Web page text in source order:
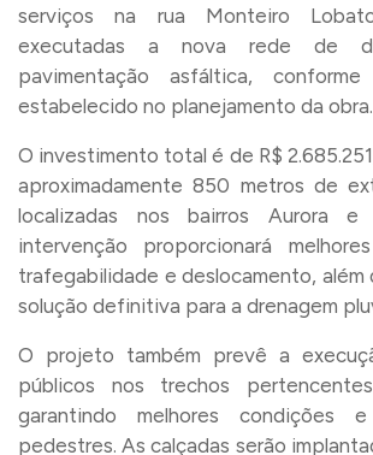
serviços na rua Monteiro
executadas a nova rede de
pavimentação asfáltica,
estabelecido no planejamento da obra.
O investimento total é de R$
aproximadamente 850 metros de
localizadas nos bairros Aurora
intervenção proporcionará
trafegabilidade e deslocamento, além
solução definitiva para a drenagem
O projeto também prevê a
públicos nos trechos
garantindo melhores condições
pedestres. As calçadas serão